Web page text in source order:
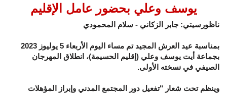
يوسف وعلي بحضور عامل الإقليم
ناظورسيتي: جابر الزكاني - سلام المحمودي
بمناسبة عيد العرش المجيد تم مساء اليوم الأربعاء 5 يوليوز 2023
بجماعة أيت يوسف وعلي (إقليم الحسيمة)، انطلاق المهرجان
الصيفي في نسخته الأولى.
وينظم تحت شعار "تفعيل دور المجتمع المدني وإبراز المؤهلات